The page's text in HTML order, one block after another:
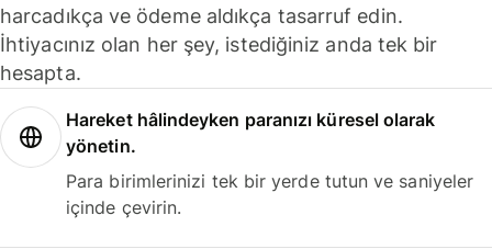
harcadıkça ve ödeme aldıkça tasarruf edin.
İhtiyacınız olan her şey, istediğiniz anda tek bir
hesapta.
Hareket hâlindeyken paranızı küresel olarak
yönetin.
Para birimlerinizi tek bir yerde tutun ve saniyeler
içinde çevirin.